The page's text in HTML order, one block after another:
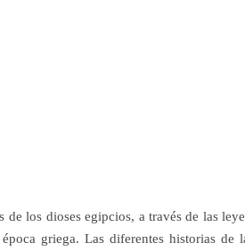
los dioses egipcios, a través de las
griega. Las diferentes historias de